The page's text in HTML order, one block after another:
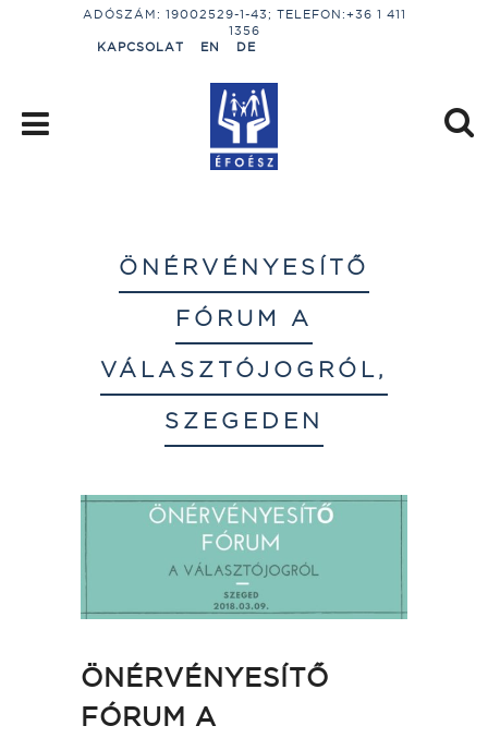
ADÓSZÁM: 19002529-1-43; TELEFON:+36 1 411
1356
KAPCSOLAT
EN DE
ÖNÉRVÉNYESÍTŐ
FÓRUM A
VÁLASZTÓJOGRÓL,
SZEGEDEN
ÖNÉRVÉNYESÍTŐ
FÓRUM A